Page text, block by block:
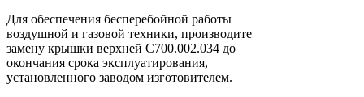
Для обеспечения бесперебойной работы
воздушной и газовой техники, производите
замену крышки верхней С700.002.034 до
окончания срока эксплуатирования,
установленного заводом изготовителем.